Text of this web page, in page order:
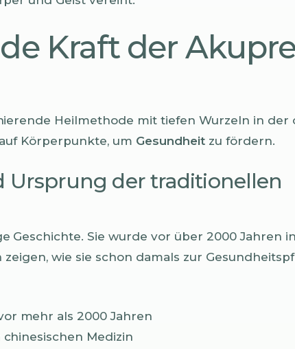
Kraft der
Heilmethode mit tiefen Wurzeln in der
Körperpunkte, um Gesundheitzu fördern.
Ursprung der traditionellen
Geschichte. Sie wurde vor über 2000 Jahren
wie sie schon damals zur
mehr als 2000 Jahren
Medizin